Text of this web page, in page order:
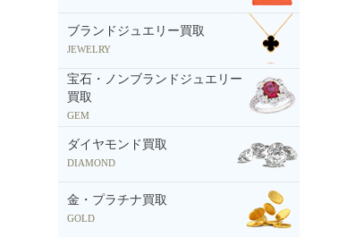
ブランドジュエリー買取
JEWELRY
宝石・ノンブランドジュエリー
買取
GEM
ダイヤモンド買取
DIAMOND
金・プラチナ買取
GOLD